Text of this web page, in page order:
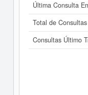
Última Consulta
Total de Consultas
Consultas Último